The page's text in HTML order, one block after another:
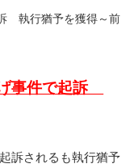
執行猶予を獲得～前
事件で起訴
訴されるも執行猶予